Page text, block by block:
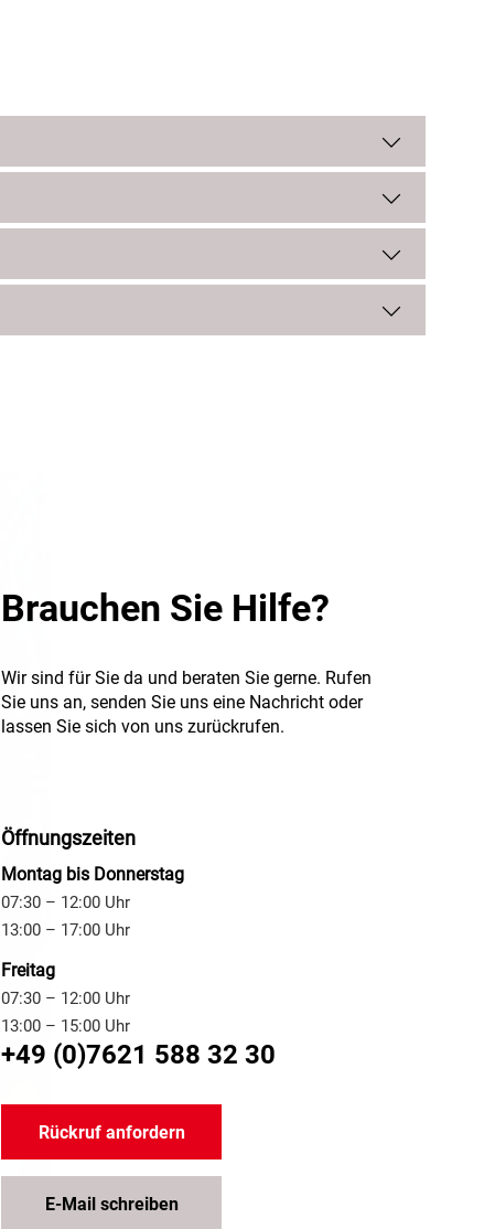
Brauchen Sie Hilfe?
Wir sind für Sie da und beraten Sie gerne. Rufen
Sie uns an, senden Sie uns eine Nachricht oder
lassen Sie sich von uns zurückrufen.
Öffnungszeiten
Montag bis Donnerstag
07:30 – 12:00 Uhr
13:00 – 17:00 Uhr
Freitag
07:30 – 12:00 Uhr
13:00 – 15:00 Uhr
+49 (0)7621 588 32 30
Rückruf anfordern
E-Mail schreiben